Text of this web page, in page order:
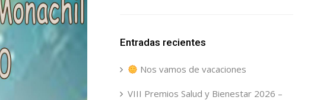
Entradas recientes
Nos vamos de vacaciones
VIII Premios Salud y Bienestar 2026 –